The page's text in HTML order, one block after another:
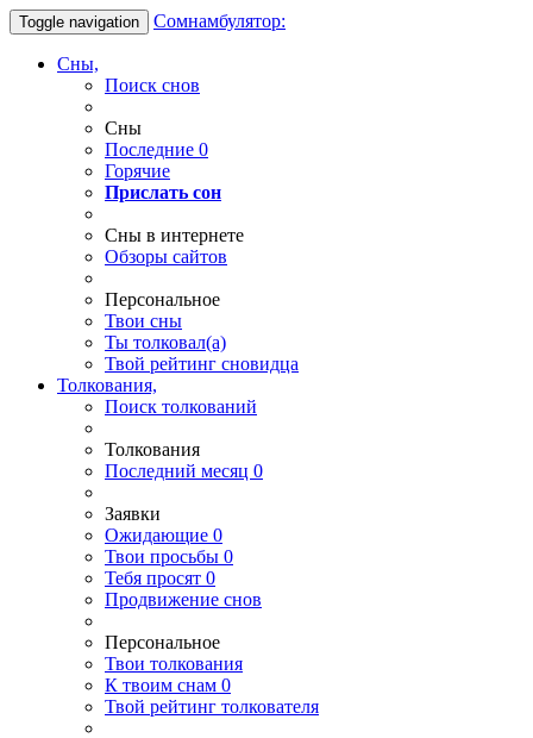
Toggle navigation Сомнамбулятор:
Сны,
Поиск снов
Сны
Последние 0
Горячие
Прислать сон
Сны в интернете
Обзоры сайтов
Персональное
Твои сны
Ты толковал(а)
Твой рейтинг сновидца
Толкования,
Поиск толкований
Толкования
Последний месяц 0
Заявки
Ожидающие 0
Твои просьбы 0
Тебя просят 0
Продвижение снов
Персональное
Твои толкования
К твоим снам 0
Твой рейтинг толкователя